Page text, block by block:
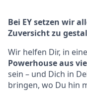
Bei EY setzen wir
Zuversicht zu
Wir helfen Dir, in
Powerhouse aus
sein – und Dich in
bringen, wo Du hin